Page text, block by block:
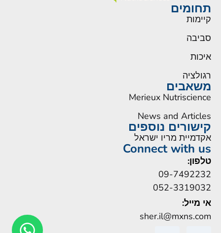
תחומים
קיימות
סביבה
איכות
רגולציה
משאבים
Merieux Nutriscience
News and Articles
קישורים נוספים
אקדמיית מריו ישראל
Connect with us
טלפון:
09-7492232
052-3319032
אי מייל:
sher.il@mxns.com